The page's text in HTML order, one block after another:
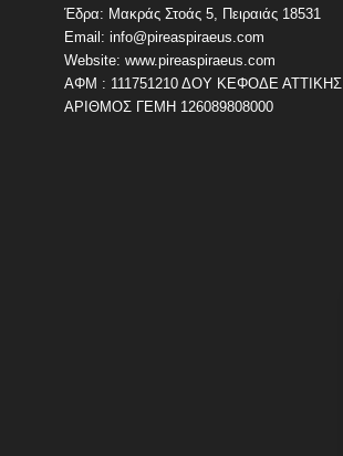
Έδρα: Μακράς Στοάς 5, Πειραιάς 18531
Email: info@pireaspiraeus.com
Website: www.pireaspiraeus.com
ΑΦΜ : 111751210 ΔΟΥ ΚΕΦΟΔΕ ΑΤΤΙΚΗΣ
ΑΡΙΘΜΟΣ ΓΕΜΗ 126089808000